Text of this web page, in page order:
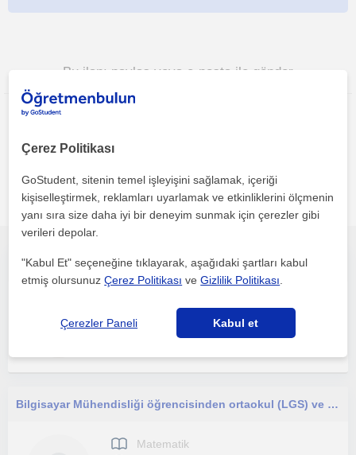
Bu ilanı paylaş veya e-posta ile gönder
Ankara sehri bölgesinde ilginizi çekebilecek diğer Matematik
öğretmenleri
Ankara Sehri
Bilgisayar Mühendisliği öğrencisinden ortaokul (LGS) ve lise (TYT) seviyesine yönelik Matematik ve Yazılım dersleri.
Matematik
Çerez Politikası
GoStudent, sitenin temel işleyişini sağlamak, içeriği
kişiselleştirmek, reklamları uyarlamak ve etkinliklerini ölçmenin
yanı sıra size daha iyi bir deneyim sunmak için çerezler gibi
verileri depolar.
"Kabul Et" seçeneğine tıklayarak, aşağıdaki şartları kabul
etmiş olursunuzÇerez Politikası veGizlilik Politikası
Çerezler Paneli Kabul et